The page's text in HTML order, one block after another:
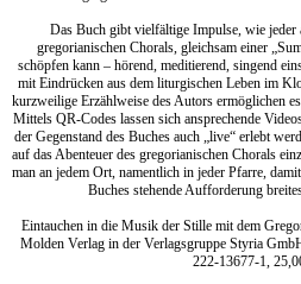
Das Buch gibt vielfältige Impulse, wie jeder
gregorianischen Chorals, gleichsam einer
schöpfen kann – hörend, meditierend, singend
mit Eindrücken aus dem liturgischen Leben im
kurzweilige Erzählweise des Autors ermöglichen
Mittels QR-Codes lassen sich ansprechende
der Gegenstand des Buches auch „live“ erlebt
auf das Abenteuer des gregorianischen Chorals
man an jedem Ort, namentlich in jeder Pfarre,
Buches stehende Aufforderung
Eintauchen in die Musik der Stille mit dem
Molden Verlag in der Verlagsgruppe Styria
222-13677-1,